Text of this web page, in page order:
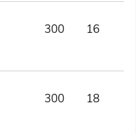
300 16
300 18